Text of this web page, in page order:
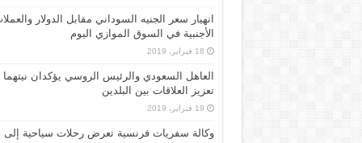
انهيار سعر الجنيه السوداني مقابل الدولار
الأجنبية في السوق الموازي اليوم
18 فبراير، 2019
العاهل السعودي والرئيس الروسي يؤكدان نيتهما
تعزيز العلاقات بين البلدين
19 فبراير، 2019
وكالة سفريات فرنسية تعرض رحلات سياحية إلى